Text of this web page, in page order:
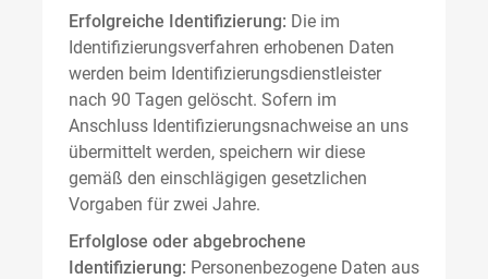
Erfolgreiche Identifizierung: Die im
Identifizierungsverfahren erhobenen Daten
werden beim Identifizierungsdienstleister
nach 90 Tagen gelöscht. Sofern im
Anschluss Identifizierungsnachweise an uns
übermittelt werden, speichern wir diese
gemäß den einschlägigen gesetzlichen
Vorgaben für zwei Jahre.
Erfolglose oder abgebrochene
Identifizierung: Personenbezogene Daten aus